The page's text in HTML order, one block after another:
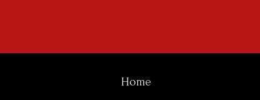
Home